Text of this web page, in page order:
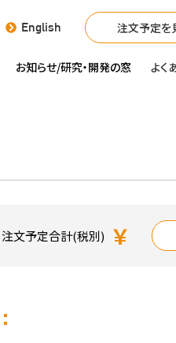
English 注文予定を
お知らせ/研究・開発の窓 よく
注文予定合計(税別) ￥